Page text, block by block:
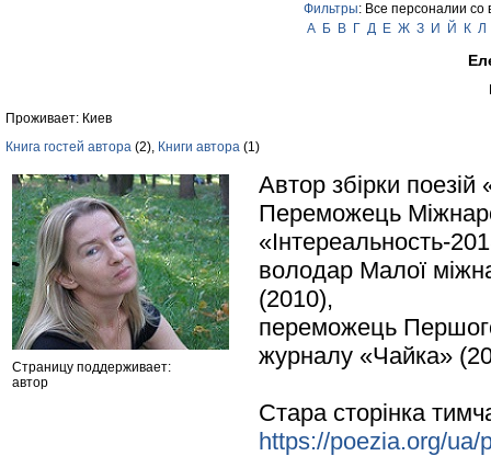
Фильтры: Все персоналии со
А
Б В Г Д Е Ж З И Й К Л
Проживает: Киев
Книга гостей автора (2), Книги автора (1)
Страницу поддерживает:
автор
Автор збірки
Переможець
«Інтереальность-
володар Малої
(2010),
переможець
журналу «Чайка»
Стара сторінка
https://poezia.org/ua/